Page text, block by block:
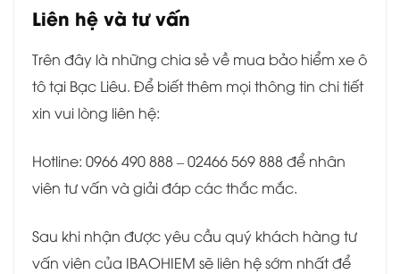
Liên hệ và tư vấn
Trên đây là những chia sẻ về mua bảo hiểm xe ô
tô tại Bạc Liêu. Để biết thêm mọi thông tin chi tiết
xin vui lòng liên hệ:
Hotline: 0966 490 888 – 02466 569 888 để nhân
viên tư vấn và giải đáp các thắc mắc.
Sau khi nhận được yêu cầu quý khách hàng tư
vấn viên của IBAOHIEM sẽ liên hệ sớm nhất để